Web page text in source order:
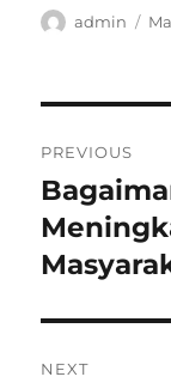
Author
admin
PREVIOUS
Previous
post:
NEXT